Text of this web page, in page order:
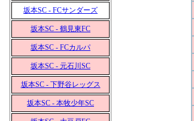
坂本SC - FCサンダーズ
坂本SC - 鶴見東FC
坂本SC - FCカルパ
坂本SC - 元石川SC
坂本SC - 下野谷レッグス
坂本SC - 本牧少年SC